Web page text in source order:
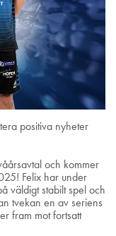
positiva nyheter
och kommer
Felix har under
väldigt stabilt spel och
tvekan en av seriens
fram mot fortsatt